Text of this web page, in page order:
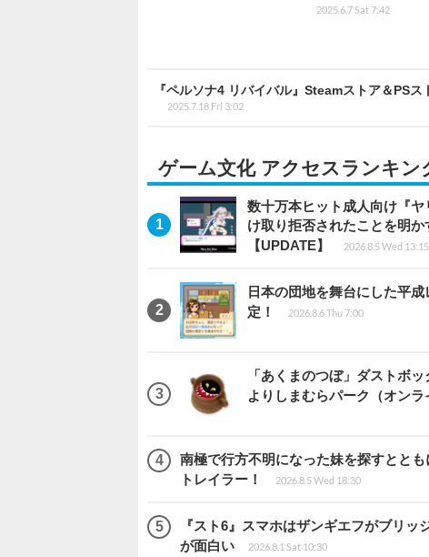
2025.6.7 Sat 7:42
『ペルソナ4 リバイバル』Steamストア＆PS
2025.7.18 Fri 3:02
ゲーム文化 アクセスランキン
数十万本ヒット成人向け『
け取り拒否されたことを明
【UPDATE】
2026.8.5 Wed 13:15
日本の団地を舞台にした平
定！
2026.8.6 Thu 7:00
「あくまのつぼ」ダストボ
よりしまむらパーク（オンラ
南極で行方不明になった妹を探すとと
トレイラー！
2026.8.5 Wed 18:30
『スト6』スマホはザンギエフがブリ
が面白い
2026.8.1 Sat 10:30